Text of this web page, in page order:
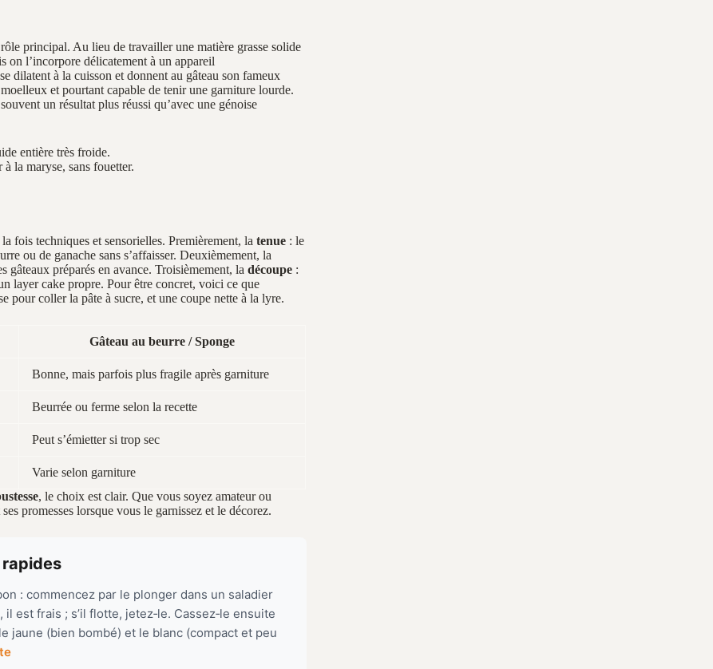
principal. Au lieu de travailler une matière grasse solide
l’incorpore délicatement à un appareil
dilatent à la cuisson et donnent au gâteau son fameux
et pourtant capable de tenir une garniture lourde.
un résultat plus réussi qu’avec une génoise
entière très froide.
la maryse, sans fouetter.
fois techniques et sensorielles. Premièrement, la tenue : le
ou de ganache sans s’affaisser. Deuxièmement, la
gâteaux préparés en avance. Troisièmement, la découpe :
layer cake propre. Pour être concret, voici ce que
pour coller la pâte à sucre, et une coupe nette à la lyre.
Gâteau au beurre / Sponge
Bonne, mais parfois plus fragile après garniture
Beurrée ou ferme selon la recette
Peut s’émietter si trop sec
Varie selon garniture
, le choix est clair. Que vous soyez amateur ou
promesses lorsque vous le garnissez et le décorez.
: commencez par le plonger dans un saladier
est frais ; s’il flotte, jetez‑le. Cassez‑le ensuite
jaune (bien bombé) et le blanc (compact et peu